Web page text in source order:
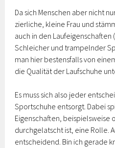
Da sich Menschen aber nicht
zierliche, kleine Frau und
auch in den
Schleicher und trampelnder
man hier bestensfalls von
die Qualität der Laufschuhe
Es muss sich also jeder
Sportschuhe entsorgt. Dabei
Eigenschaften, beispielsweise
durchgelatscht ist, eine Rolle.
entscheidend. Bin ich gerade